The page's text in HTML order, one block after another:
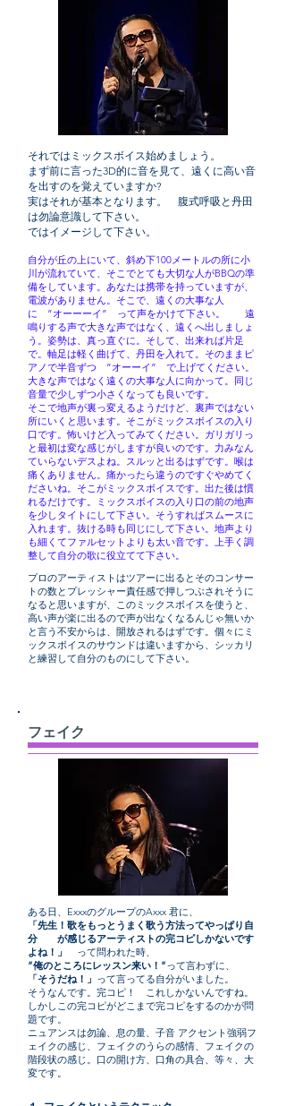
それではミックスボイス始めましょう。
まず前に言った3D的に音を見て、遠くに高い音
を出すのを覚えていますか?
実はそれが基本となります。 腹式呼吸と丹田
は勿論意識して下さい。
ではイメージして下さい。
自分が丘の上にいて、斜め下100メートルの所に小
川が流れていて、そこでとても大切な人がBBQの準
備をしています。あなたは携帯を持っていますが、
電波がありません。そこで、遠くの大事な人
に ”オーーーイ” って声をかけて下さい。 遠
鳴りする声で大きな声ではなく、遠くへ出しましょ
う。姿勢は、真っ直ぐに。そして、出来れば片足
で。軸足は軽く曲げて、丹田を入れて。そのままピ
アノで半音ずつ ”オーーイ” で上げてください。
大きな声ではなく遠くの大事な人に向かって。同じ
音量で少しずつ小さくなっても良いです。
そこで地声が裏っ変えるようだけど、裏声ではない
所にいくと思います。そこがミックスボイスの入り
口です。怖いけど入ってみてください。ガリガリっ
と最初は変な感じがしますが良いのです。力みなん
ていらないデスよね。スルッと出るはずです。喉は
痛くありません。痛かったら違うのですぐやめてく
ださいね。そこがミックスボイスです。出た後は慣
れるだけです。ミックスボイスの入り口の前の地声
を少しタイトにして下さい。そうすればスムースに
入れます。抜ける時も同じにして下さい。地声より
も細くてファルセットよりも太い音です。上手く調
整して自分の歌に役立てて下さい。
プロのアーティストはツアーに出るとそのコンサー
トの数とプレッシャー責任感で押しつぶされそうに
なると思いますが、このミックスボイスを使うと、
高い声が楽に出るので声が出なくなるんじゃ無いか
と言う不安からは、開放されるはずです。個々にミ
ックスボイスのサウンドは違いますから、シッカリ
と練習して自分のものにして下さい。
フェイク
ある日、ExxxのグループのAxxx 君に、
「先生！歌をもっとうまく歌う方法ってやっぱり自
分 が感じるアーティストの完コピしかないです
よね！」
って問われた時、
”俺のところにレッスン来い！”って言わずに、
「そうだね！」 って言ってる自分がいました。
そうなんです。完コピ！ これしかないんですね。
しかしこの完コピがどこまで完コピをするのかが問
題です。
ニュアンスは勿論、息の量、子音 アクセント強弱フ
ェイクの感じ、フェイクのうらの感情、フェイクの
階段状の感じ。口の開け方、口角の具合、等々、大
変です。